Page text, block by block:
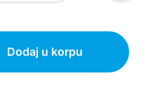
Dodaj u korpu